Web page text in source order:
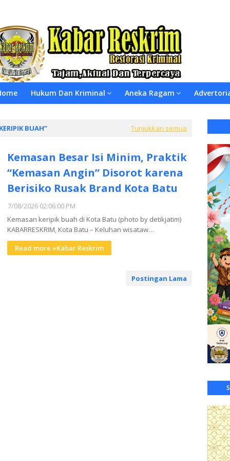
Hukum Dan Kriminal Aneka Ragam
BUAH Tunjukkan semua
Kemasan Besar Isi Minim, Praktik
“Kemasan Angin” Disorot karena
Berisiko Rusak Brand Kota Batu
7/08/2026 02:06:00 PM
Kemasan keripik buah di Kota Batu (photo by detikjatim)
KABARRESKRIM, Kota Batu – Keluhan wisataw…
Read more »Kabar Reskrim
Postingan Lama